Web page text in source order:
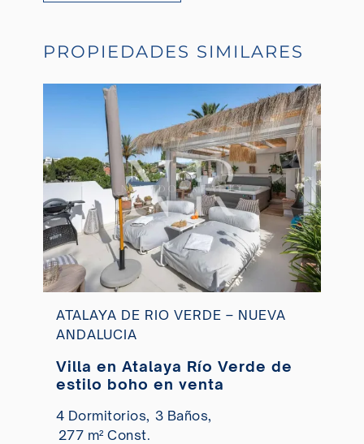
PROPIEDADES SIMILARES
ATALAYA DE RIO VERDE – NUEVA
ANDALUCIA
Villa en Atalaya Río Verde de
estilo boho en venta
4 Dormitorios, 3 Baños,
277 m² Const.